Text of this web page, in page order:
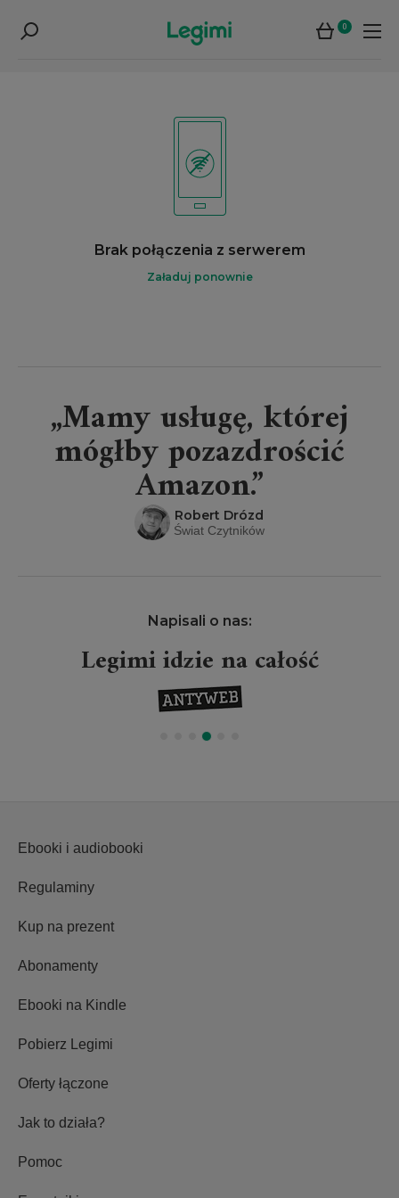
0
Brak połączenia z serwerem
Załaduj ponownie
„Mamy usługę, której
mógłby pozazdrościć
Amazon.”
Robert Drózd
Świat Czytników
Napisali o nas:
Legimi idzie na całość
Ebooki i audiobooki
Regulaminy
Kup na prezent
Abonamenty
Ebooki na Kindle
Pobierz Legimi
Oferty łączone
Jak to działa?
Pomoc